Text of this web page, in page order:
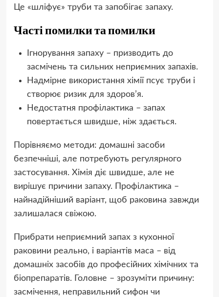
Це «шліфує» труби та запобігає запаху.
Часті помилки та помилки
Ігнорування запаху – призводить до
засмічень та сильних неприємних запахів.
Надмірне використання хімії псує труби і
створює ризик для здоров’я.
Недостатня профілактика – запах
повертається швидше, ніж здається.
Порівняємо методи: домашні засоби
безпечніші, але потребують регулярного
застосування. Хімія діє швидше, але не
вирішує причини запаху. Профілактика –
найнадійніший варіант, щоб раковина завжди
залишалася свіжою.
Прибрати неприємний запах з кухонної
раковини реально, і варіантів маса – від
домашніх засобів до професійних хімічних та
біопрепаратів. Головне – зрозуміти причину:
засмічення, неправильний сифон чи